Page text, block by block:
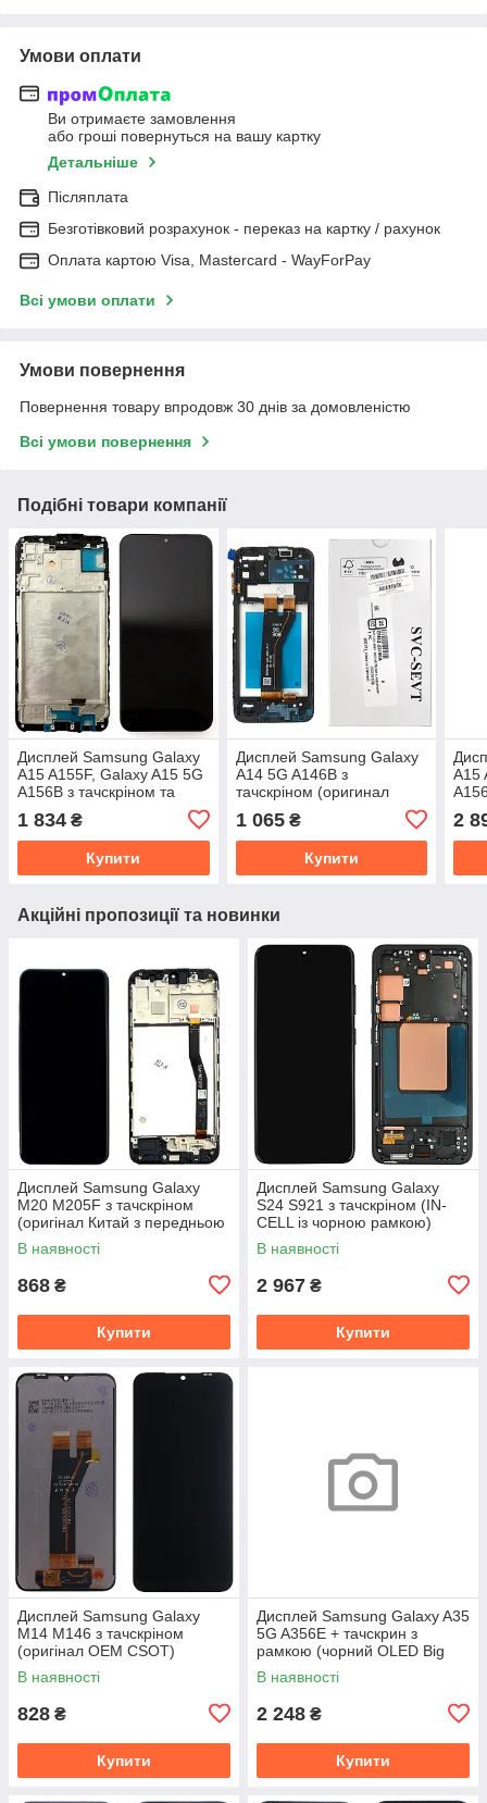
Умови оплати
Ви отримаєте замовлення
або гроші повернуться на вашу картку
Детальніше
Післяплата
Безготівковий розрахунок - переказ на картку / рахунок
Оплата картою Visa, Mastercard - WayForPay
Всі умови оплати
Умови повернення
Повернення товару впродовж 30 днів за домовленістю
Всі умови повернення
Подібні товари компанії
Дисплей Samsung Galaxy
A15 A155F, Galaxy A15 5G
A156B з тачскріном та
1 834 ₴
Купити
Дисплей Samsung Galaxy
A14 5G A146B з
тачскріном (оригинал
1 065₴
Купити
A15
2
Акційні пропозиції та новинки
Дисплей Samsung Galaxy
M20 M205F з тачскріном
(оригінал Китай з передньою
панеллю)
В наявності
868 ₴
Купити
Дисплей Samsung Galaxy
S24 S921 з тачскріном (IN-
CELL із чорною рамкою)
В наявності
2 967 ₴
Купити
Дисплей Samsung Galaxy
M14 M146 з тачскріном
(оригінал OEM CSOT)
В наявності
828 ₴
Купити
Дисплей Samsung Galaxy A35
5G A356E + тачскрин з
рамкою (чорний OLED Big
Glass)
В наявності
2 248 ₴
Купити